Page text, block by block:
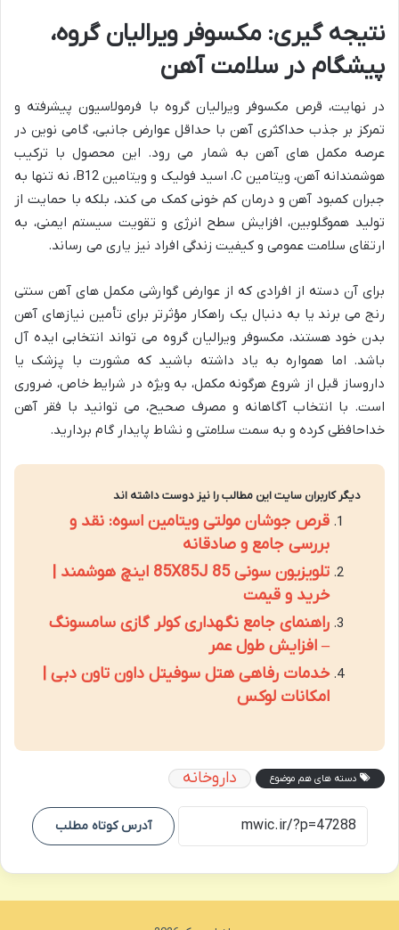
نتیجه گیری: مکسوفر ویرالیان گروه،
پیشگام در سلامت آهن
در نهایت، قرص مکسوفر ویرالیان گروه با فرمولاسیون پیشرفته و
تمرکز بر جذب حداکثری آهن با حداقل عوارض جانبی، گامی نوین در
عرصه مکمل های آهن به شمار می رود. این محصول با ترکیب
هوشمندانه آهن، ویتامین C، اسید فولیک و ویتامین B12، نه تنها به
جبران کمبود آهن و درمان کم خونی کمک می کند، بلکه با حمایت از
تولید هموگلوبین، افزایش سطح انرژی و تقویت سیستم ایمنی، به
ارتقای سلامت عمومی و کیفیت زندگی افراد نیز یاری می رساند.
برای آن دسته از افرادی که از عوارض گوارشی مکمل های آهن سنتی
رنج می برند یا به دنبال یک راهکار مؤثرتر برای تأمین نیازهای آهن
بدن خود هستند، مکسوفر ویرالیان گروه می تواند انتخابی ایده آل
باشد. اما همواره به یاد داشته باشید که مشورت با پزشک یا
داروساز قبل از شروع هرگونه مکمل، به ویژه در شرایط خاص، ضروری
است. با انتخاب آگاهانه و مصرف صحیح، می توانید با فقر آهن
خداحافظی کرده و به سمت سلامتی و نشاط پایدار گام بردارید.
دیگر کاربران سایت این مطالب را نیز دوست داشته اند
قرص جوشان مولتی ویتامین اسوه: نقد و
بررسی جامع و صادقانه
تلویزیون سونی 85X85J 85 اینچ هوشمند |
خرید و قیمت
راهنمای جامع نگهداری کولر گازی سامسونگ
– افزایش طول عمر
خدمات رفاهی هتل سوفیتل داون تاون دبی |
امکانات لوکس
دسته های هم موضوع داروخانه
آدرس کوتاه مطلب